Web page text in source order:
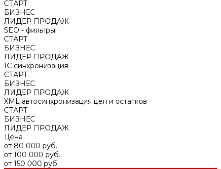
СТАРТ
БИЗНЕС
ЛИДЕР ПРОДАЖ
SEO - фильтры
СТАРТ
БИЗНЕС
ЛИДЕР ПРОДАЖ
1С синхронизация
СТАРТ
БИЗНЕС
ЛИДЕР ПРОДАЖ
ХМL автосинхронизация цен и остатков
СТАРТ
БИЗНЕС
ЛИДЕР ПРОДАЖ
Цена
от 80 000 руб.
от 100 000 руб.
от 150 000 руб.